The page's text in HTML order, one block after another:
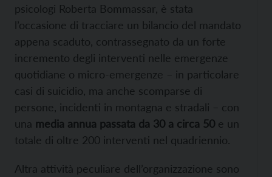
psicologi Roberta Bommassar, è stata
l’occasione di tracciare un bilancio del mandato
appena scaduto, contrassegnato da un forte
incremento degli interventi nelle emergenze
quotidiane o micro-emergenze – in particolare
casi di suicidio, ma anche scomparse di
persone, incidenti in montagna e stradali – con
una media annua passata da 30 a circa 50 e un
totale di oltre 200 interventi nel quadriennio.
Altra attività peculiare dell’organizzazione sono